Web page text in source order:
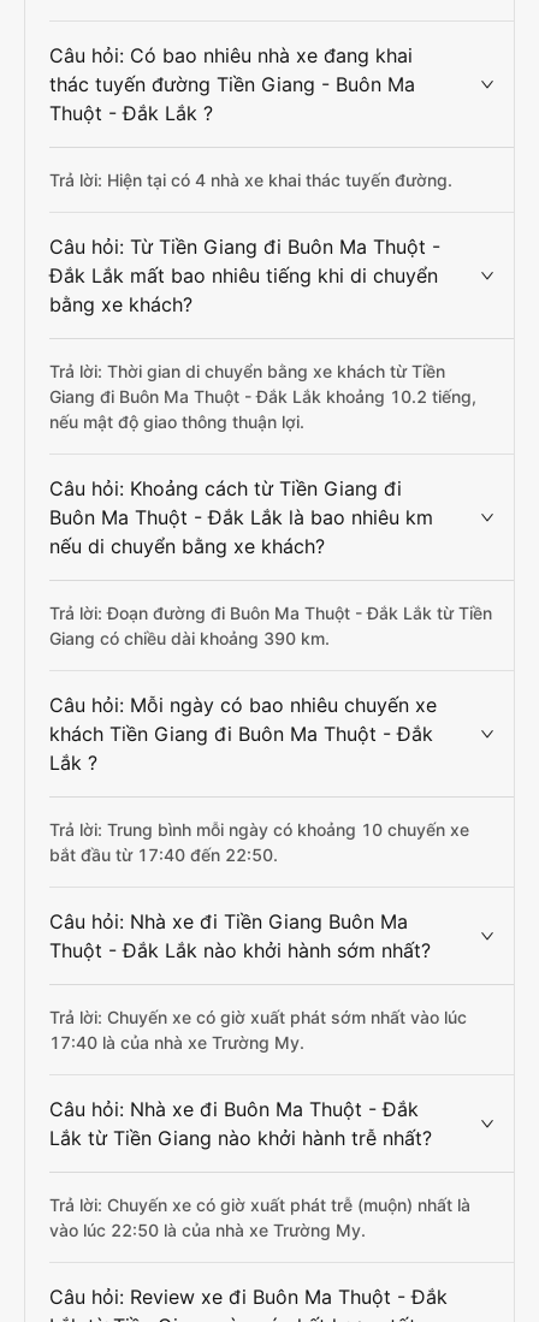
Câu hỏi: Có bao nhiêu nhà xe đang khai
thác tuyến đường Tiền Giang - Buôn Ma
Thuột - Đắk Lắk ?
Trả lời: Hiện tại có 4 nhà xe khai thác tuyến đường.
Câu hỏi: Từ Tiền Giang đi Buôn Ma Thuột -
Đắk Lắk mất bao nhiêu tiếng khi di chuyển
bằng xe khách?
Trả lời: Thời gian di chuyển bằng xe khách từ Tiền
Giang đi Buôn Ma Thuột - Đắk Lắk khoảng 10.2 tiếng,
nếu mật độ giao thông thuận lợi.
Câu hỏi: Khoảng cách từ Tiền Giang đi
Buôn Ma Thuột - Đắk Lắk là bao nhiêu km
nếu di chuyển bằng xe khách?
Trả lời: Đoạn đường đi Buôn Ma Thuột - Đắk Lắk từ Tiền
Giang có chiều dài khoảng 390 km.
Câu hỏi: Mỗi ngày có bao nhiêu chuyến xe
khách Tiền Giang đi Buôn Ma Thuột - Đắk
Lắk ?
Trả lời: Trung bình mỗi ngày có khoảng 10 chuyến xe
bắt đầu từ 17:40 đến 22:50.
Câu hỏi: Nhà xe đi Tiền Giang Buôn Ma
Thuột - Đắk Lắk nào khởi hành sớm nhất?
Trả lời: Chuyến xe có giờ xuất phát sớm nhất vào lúc
17:40 là của nhà xe Trường My.
Câu hỏi: Nhà xe đi Buôn Ma Thuột - Đắk
Lắk từ Tiền Giang nào khởi hành trễ nhất?
Trả lời: Chuyến xe có giờ xuất phát trễ (muộn) nhất là
vào lúc 22:50 là của nhà xe Trường My.
Câu hỏi: Review xe đi Buôn Ma Thuột - Đắk